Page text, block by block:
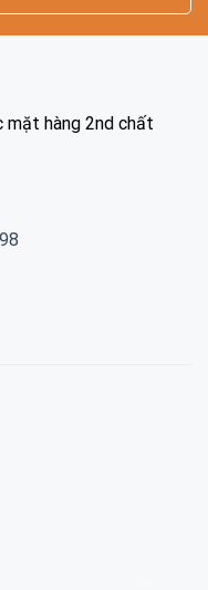
mặt hàng 2nd chất